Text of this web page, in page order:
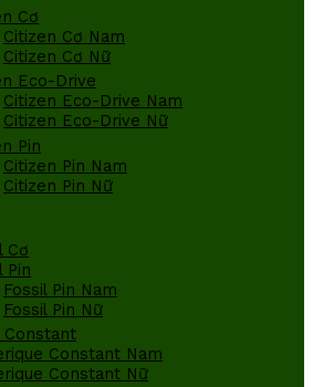
Cơ
Citizen Cơ Nam
Citizen Cơ Nữ
Eco-Drive
Citizen Eco-Drive Nam
Citizen Eco-Drive Nữ
Pin
Citizen Pin Nam
Citizen Pin Nữ
Cơ
Pin
Fossil Pin Nam
Fossil Pin Nữ
Constant
Constant Nam
Constant Nữ